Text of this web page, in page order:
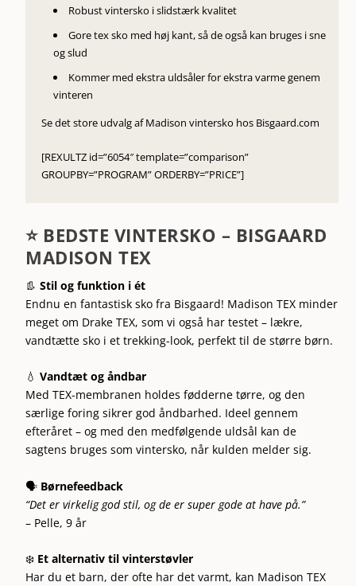
Robust vintersko i slidstærk kvalitet
Gore tex sko med høj kant, så de også kan bruges i sne
og slud
Kommer med ekstra uldsåler for ekstra varme genem
vinteren
Se det store udvalg af Madison vintersko hos Bisgaard.com
[REXULTZ id=”6054″ template=”comparison”
GROUPBY=”PROGRAM” ORDERBY=”PRICE”]
⭐ BEDSTE VINTERSKO – BISGAARD
MADISON TEX
👢Stil og funktion i ét
Endnu en fantastisk sko fra Bisgaard! Madison TEX minder
meget om Drake TEX, som vi også har testet – lækre,
vandtætte sko i et trekking-look, perfekt til de større børn.
💧Vandtæt og åndbar
Med TEX-membranen holdes fødderne tørre, og den
særlige foring sikrer god åndbarhed. Ideel gennem
efteråret – og med den medfølgende uldsål kan de
sagtens bruges som vintersko, når kulden melder sig.
🗣️ Børnefeedback
“Det er virkelig god stil, og de er super gode at have på.”
– Pelle, 9 år
❄️ Et alternativ til vinterstøvler
Har du et barn, der ofte har det varmt, kan Madison TEX